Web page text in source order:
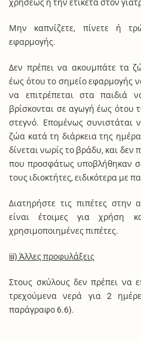
χρήσεως ή την ετικέτα στον
Μην καπνίζετε, πίνετε ή
εφαρμογής.
Δεν πρέπει να ακουμπάτε τα
έως ότου το σημείο εφαρμογής
να επιτρέπεται στα
βρίσκονται σε αγωγή έως ότου
στεγνό. Επομένως συνιστάται
ζώα κατά τη διάρκεια της
δίνεται νωρίς το βράδυ, και δεν
που προσφάτως υποβλήθηκαν
τους ιδιοκτήτες, ειδικότερα με
Διατηρήστε τις πιπέτες στην
είναι έτοιμες για χρήση
χρησιμοποιημένες πιπέτες.
iii) Άλλες προφυλάξεις
Στους σκύλους δεν πρέπει να
τρεχούμενα νερά για 2
παράγραφο 6.6).